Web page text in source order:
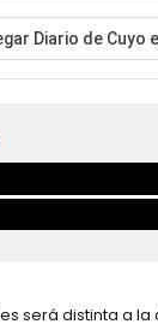
Diario de Cuyo
será distinta a